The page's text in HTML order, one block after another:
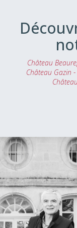
Château
Château Gazin